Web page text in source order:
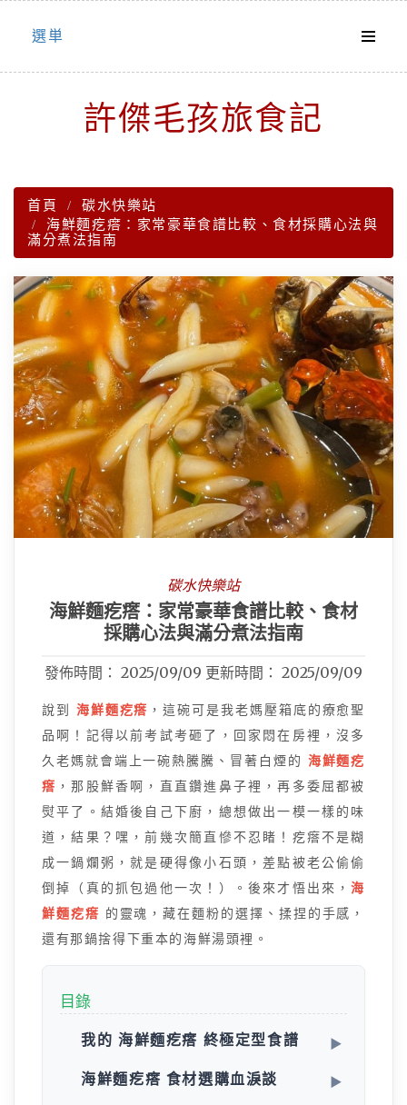
Skip
選単
許傑毛孩旅食記
首頁
碳水快樂站
海鮮麵疙瘩：家常豪華食譜比較、食材採購心法與
滿分煮法指南
碳水快樂站
海鮮麵疙瘩：家常豪華食譜比較、食材
採購心法與滿分煮法指南
發佈時間： 2025/09/09 更新時間： 2025/09/09
說到 海鮮麵疙瘩 ，這碗可是我老媽壓箱底的療愈聖
品啊！記得以前考試考砸了，回家悶在房裡，沒多
久老媽就會端上一碗熱騰騰、冒著白煙的 海鮮麵疙
瘩 ，那股鮮香啊，直直鑽進鼻子裡，再多委屈都被
熨平了。結婚後自己下廚，總想做出一模一樣的味
道，結果？嘿，前幾次簡直慘不忍睹！疙瘩不是糊
成一鍋爛粥，就是硬得像小石頭，差點被老公偷偷
倒掉（真的抓包過他一次！）。後來才悟出來，海
鮮麵疙瘩 的靈魂，藏在麵粉的選擇、揉捏的手感，
還有那鍋捨得下重本的海鮮湯頭裡。
目錄
我的 海鮮麵疙瘩 終極定型食譜
海鮮麵疙瘩 食材選購血淚談